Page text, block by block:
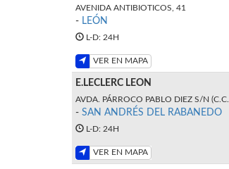
AVENIDA ANTIBIOTICOS, 41
- LEÓN
L-D: 24H
VER EN MAPA
E.LECLERC LEON
AVDA. PÁRROCO PABLO DIEZ S/N (C.C.
- SAN ANDRÉS DEL RABANEDO
L-D: 24H
VER EN MAPA